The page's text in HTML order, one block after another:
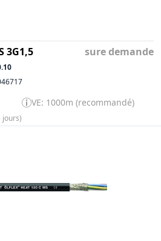
3G1,5 sure demande
VE: 1000m (recommandé)
jours)